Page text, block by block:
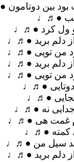
بود بین
شب ●♬♩
ول کرد ●♬♩
دلم برید ●♬♩
من تویی ●♬♩
دلم برید ●♬♩
من تویی ●♬♩
دوتایی ●♬♩
کجایی ●♬♩
جدایی نه ●♬♩
غمت هی ●♬♩
کمته ●♬♩
سیل من ●♬♩
دلم برید ●♬♩